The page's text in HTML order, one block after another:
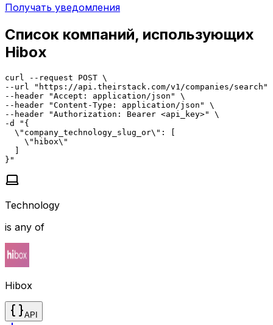
Получать уведомления
Список компаний, использующих
Hibox
curl --request POST \
--url "https://api.theirstack.com/v1/companies/search"
--header "Accept: application/json" \
--header "Content-Type: application/json" \
--header "Authorization: Bearer <api_key>" \
-d "{
  \"company_technology_slug_or\": [
    \"hibox\"
  ]
}"
Technology
is any of
Hibox
API